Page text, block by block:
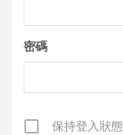
密碼
保持登入狀態